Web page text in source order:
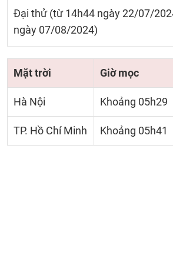
Đại thử (từ 14h44 ngày 22/07/
ngày 07/08/2024)
Mặt trời Giờ mọc
Hà Nội Khoảng 05h29
TP. Hồ Chí Minh Khoảng 05h41